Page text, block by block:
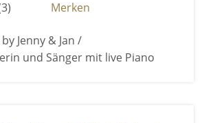
Merken
Jenny & Jan /
und Sänger mit live Piano